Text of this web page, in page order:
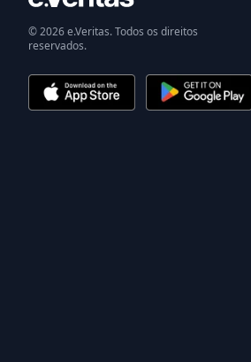
© 2026 e.Veritas. Todos os direitos
reservados.